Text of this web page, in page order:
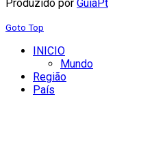
Produzido por GuiaPt
Goto Top
INICIO
Mundo
Região
País